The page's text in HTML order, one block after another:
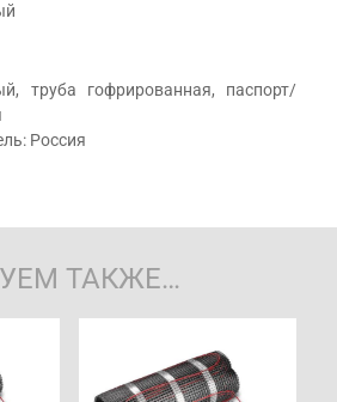
труба гофрированная, паспорт/
Россия
ТАКЖЕ…